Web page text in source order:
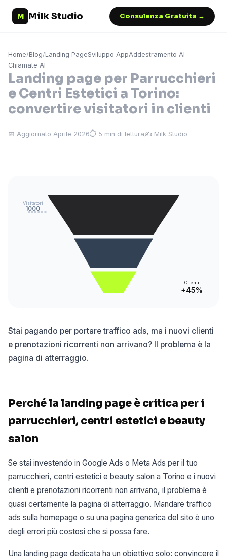
M Milk Studio Consulenza Gratuita →
Home/Blog/Landing PageSviluppo AppAddestramento AI
Chiamate AI
Landing page per Parrucchieri
e Centri Estetici a Torino:
convertire visitatori in clienti
📅 Aggiornato Aprile 2026⏱ 5 min di lettura✍️ Milk Studio
Visitatori
1000
Clienti
+45%
Stai pagando per portare traffico ads, ma i nuovi clienti
e prenotazioni ricorrenti non arrivano? Il problema è la
pagina di atterraggio.
Perché la landing page è critica per i
parrucchieri, centri estetici e beauty
salon
Se stai investendo in Google Ads o Meta Ads per il tuo
parrucchieri, centri estetici e beauty salon a Torino e i nuovi
clienti e prenotazioni ricorrenti non arrivano, il problema è
quasi certamente la pagina di atterraggio. Mandare traffico
ads sulla homepage o su una pagina generica del sito è uno
degli errori più costosi che si possa fare.
Una landing page dedicata ha un obiettivo solo: convincere il